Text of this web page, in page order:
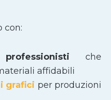
con:
che
affidabili
grafici per produzioni